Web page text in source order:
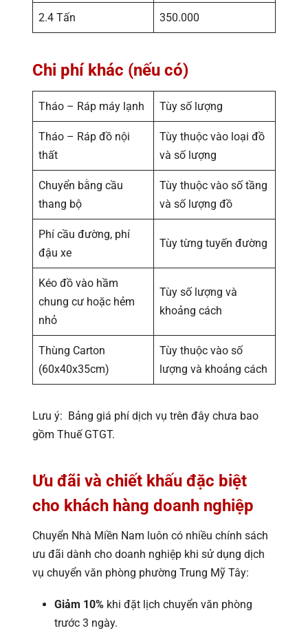
2.4 Tấn 350.000
Chi phí khác (nếu có)
Tháo – Ráp máy lạnh Tùy số lượng
Tháo – Ráp đồ nội
thất
Tùy thuộc vào loại đồ
và số lượng
Chuyển bằng cầu
thang bộ
Tùy thuộc vào số tầng
và số lượng đồ
Phí cầu đường, phí
đậu xe
Tùy từng tuyến đường
Kéo đồ vào hầm
chung cư hoặc hẻm
nhỏ
Tùy số lượng và
khoảng cách
Thùng Carton
(60x40x35cm)
Tùy thuộc vào số
lượng và khoảng cách
Lưu ý: Bảng giá phí dịch vụ trên đây chưa bao
gồm Thuế GTGT.
Ưu đãi và chiết khấu đặc biệt
cho khách hàng doanh nghiệp
Chuyển Nhà Miền Nam luôn có nhiều chính sách
ưu đãi dành cho doanh nghiệp khi sử dụng dịch
vụ chuyển văn phòng phường Trung Mỹ Tây:
Giảm 10% khi đặt lịch chuyển văn phòng
trước 3 ngày.